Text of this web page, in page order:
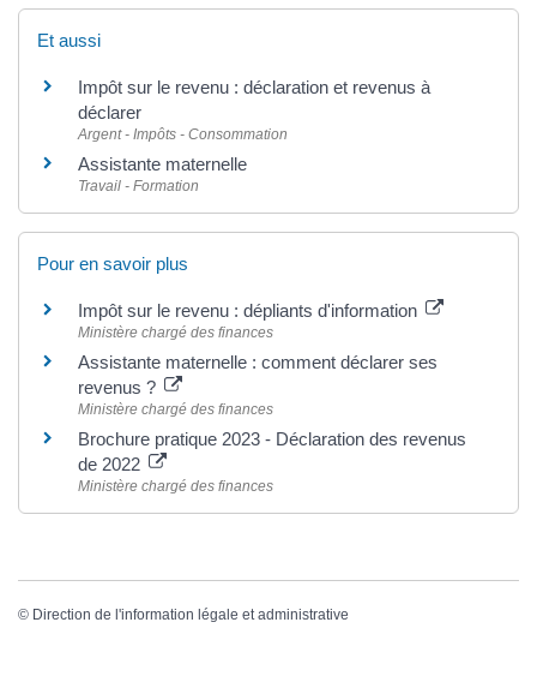
Et aussi
Impôt sur le revenu : déclaration et revenus à
déclarer
Argent - Impôts - Consommation
Assistante maternelle
Travail - Formation
Pour en savoir plus
Impôt sur le revenu : dépliants d'information
Ministère chargé des finances
Assistante maternelle : comment déclarer ses
revenus ?
Ministère chargé des finances
Brochure pratique 2023 - Déclaration des revenus
de 2022
Ministère chargé des finances
© Direction de l'information légale et administrative